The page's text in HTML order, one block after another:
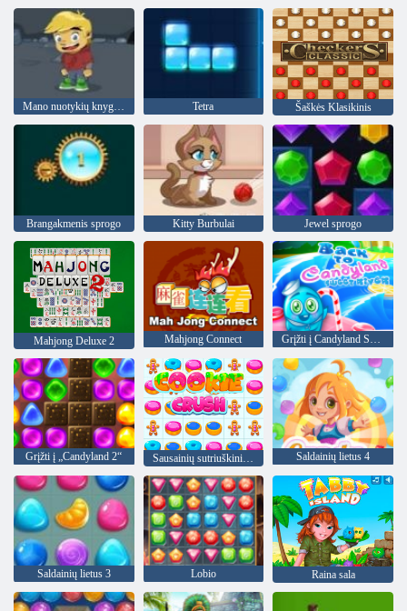
Mano nuotykių knyga 2 Tetra Šaškės Klasikinis
Brangakmenis sprogo Kitty Burbulai Jewel sprogo
Mahjong Deluxe 2 Mahjong Connect Grįžti į Candyland Sweet upę
Grįžti į „Candyland 2“ Sausainių sutriuškinimas Saldainių lietus 4
Saldainių lietus 3 Lobio Raina sala